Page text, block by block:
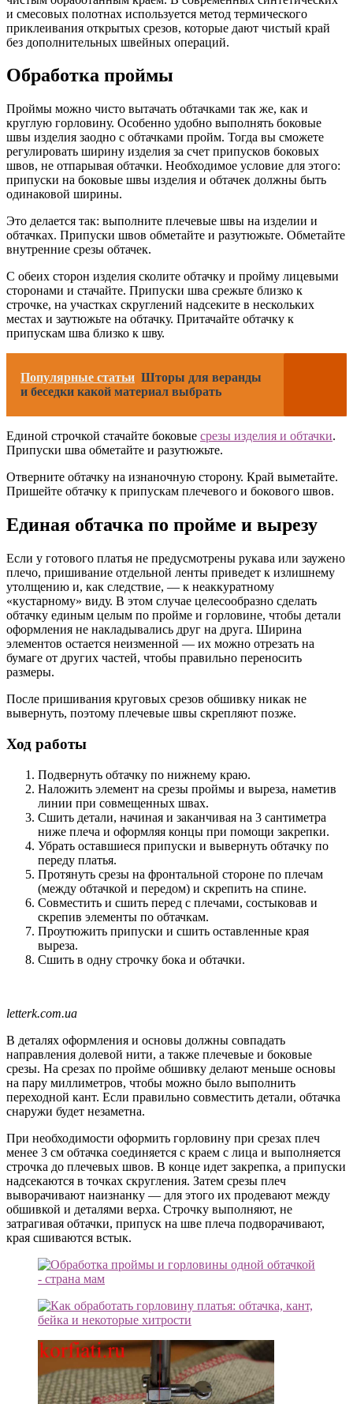
и смесовых полотнах используется метод термического
приклеивания открытых срезов, которые дают чистый край
без дополнительных швейных операций.
Обработка проймы
Проймы можно чисто вытачать обтачками так же, как и
круглую горловину. Особенно удобно выполнять боковые
швы изделия заодно с обтачками пройм. Тогда вы сможете
регулировать ширину изделия за счет припусков боковых
швов, не отпарывая обтачки. Необходимое условие для этого:
припуски на боковые швы изделия и обтачек должны быть
одинаковой ширины.
Это делается так: выполните плечевые швы на изделии и
обтачках. Припуски швов обметайте и разутюжьте. Обметайте
внутренние срезы обтачек.
С обеих сторон изделия сколите обтачку и пройму лицевыми
сторонами и стачайте. Припуски шва срежьте близко к
строчке, на участках скруглений надсеките в нескольких
местах и заутюжьте на обтачку. Притачайте обтачку к
припускам шва близко к шву.
Популярные статьи Шторы для веранды
и беседки какой материал выбрать
Единой строчкой стачайте боковые срезы изделия и обтачки.
Припуски шва обметайте и разутюжьте.
Отверните обтачку на изнаночную сторону. Край выметайте.
Пришейте обтачку к припускам плечевого и бокового швов.
Единая обтачка по пройме и вырезу
Если у готового платья не предусмотрены рукава или заужено
плечо, пришивание отдельной ленты приведет к излишнему
утолщению и, как следствие, — к неаккуратному
«кустарному» виду. В этом случае целесообразно сделать
обтачку единым целым по пройме и горловине, чтобы детали
оформления не накладывались друг на друга. Ширина
элементов остается неизменной — их можно отрезать на
бумаге от других частей, чтобы правильно переносить
размеры.
После пришивания круговых срезов обшивку никак не
вывернуть, поэтому плечевые швы скрепляют позже.
Ход работы
Подвернуть обтачку по нижнему краю.
Наложить элемент на срезы проймы и выреза, наметив
линии при совмещенных швах.
Сшить детали, начиная и заканчивая на 3 сантиметра
ниже плеча и оформляя концы при помощи закрепки.
Убрать оставшиеся припуски и вывернуть обтачку по
переду платья.
Протянуть срезы на фронтальной стороне по плечам
(между обтачкой и передом) и скрепить на спине.
Совместить и сшить перед с плечами, состыковав и
скрепив элементы по обтачкам.
Проутюжить припуски и сшить оставленные края
выреза.
Сшить в одну строчку бока и обтачки.
letterk.com.ua
В деталях оформления и основы должны совпадать
направления долевой нити, а также плечевые и боковые
срезы. На срезах по пройме обшивку делают меньше основы
на пару миллиметров, чтобы можно было выполнить
переходной кант. Если правильно совместить детали, обтачка
снаружи будет незаметна.
При необходимости оформить горловину при срезах плеч
менее 3 см обтачка соединяется с краем с лица и выполняется
строчка до плечевых швов. В конце идет закрепка, а припуски
надсекаются в точках скругления. Затем срезы плеч
выворачивают наизнанку — для этого их продевают между
обшивкой и деталями верха. Строчку выполняют, не
затрагивая обтачки, припуск на шве плеча подворачивают,
края сшиваются встык.